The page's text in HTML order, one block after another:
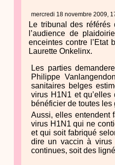
mercredi 18 novembre 2009,
Le tribunal des
l’audience de
enceintes contre l’Etat
Laurette Onkelinx.
Les parties
Philippe
sanitaires belges
virus H1N1 et
bénéficier de toutes
Aussi, elles entendent
virus H1N1 qui ne
et qui soit fabriqué
dire un vaccin à virus
continues, soit des